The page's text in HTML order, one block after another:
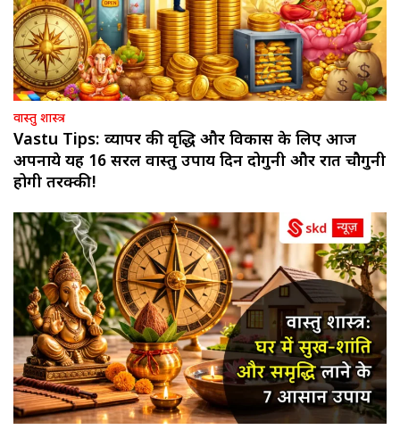
वास्तु शास्त्र
Vastu Tips: व्यापर की वृद्धि और विकास के लिए आज
अपनाये यह 16 सरल वास्तु उपाय दिन दोगुनी और रात चौगुनी
होगी तरक्की!